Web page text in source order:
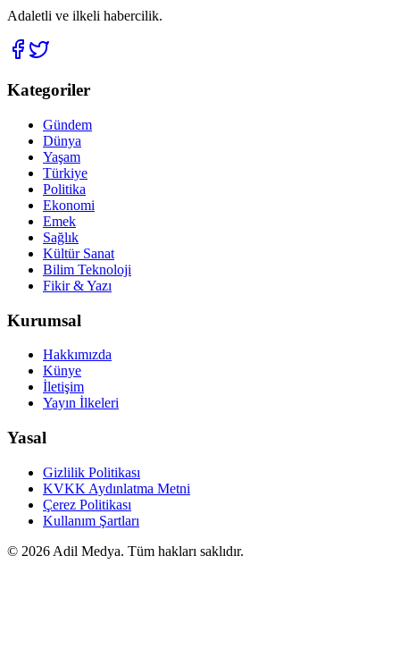
Adaletli ve ilkeli habercilik.
Kategoriler
Gündem
Dünya
Yaşam
Türkiye
Politika
Ekonomi
Emek
Sağlık
Kültür Sanat
Bilim Teknoloji
Fikir & Yazı
Kurumsal
Hakkımızda
Künye
İletişim
Yayın İlkeleri
Yasal
Gizlilik Politikası
KVKK Aydınlatma Metni
Çerez Politikası
Kullanım Şartları
© 2026 Adil Medya. Tüm hakları saklıdır.